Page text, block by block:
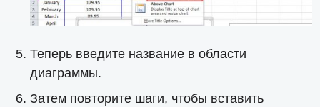
Теперь введите название в области
диаграммы.
Затем повторите шаги, чтобы вставить